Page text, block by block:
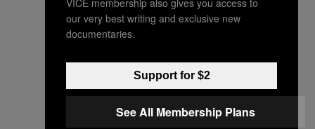
our very best writing and exclusive new
documentaries.
Support for $2
See All Membership Plans